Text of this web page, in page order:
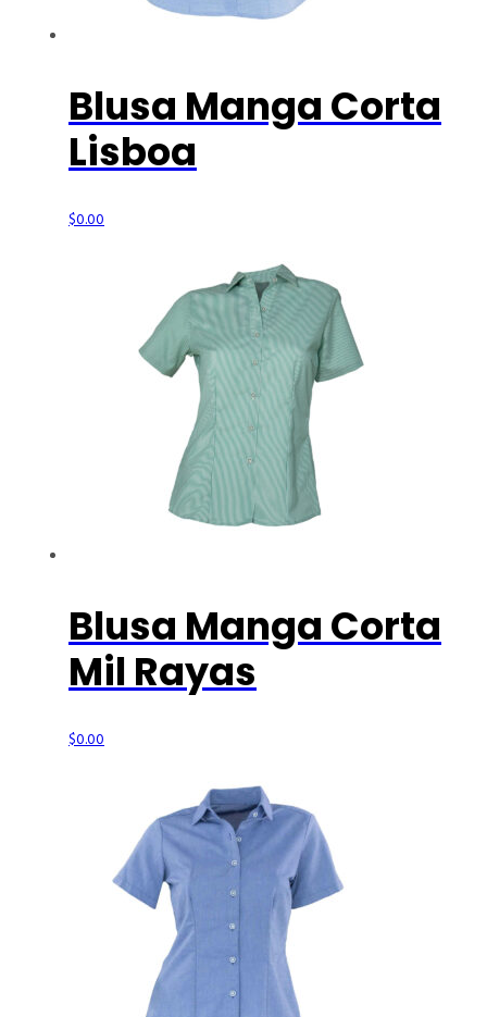
Blusa Manga Corta
Lisboa
$0.00
Blusa Manga Corta
Mil Rayas
$0.00